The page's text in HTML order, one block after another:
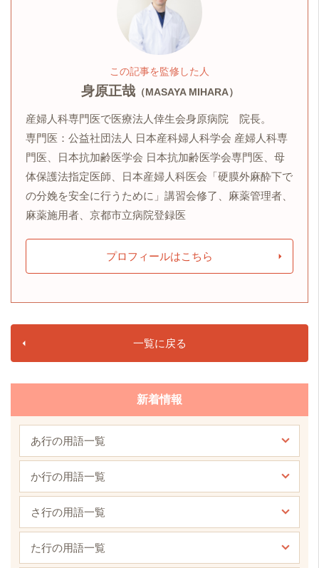
この記事を監修した人
身原正哉（MASAYA MIHARA）
産婦人科専門医で医療法人倖生会身原病院 院長。
専門医：公益社団法人 日本産科婦人科学会 産婦人科専
門医、日本抗加齢医学会 日本抗加齢医学会専門医、母
体保護法指定医師、日本産婦人科医会「硬膜外麻酔下で
の分娩を安全に行うために」講習会修了、麻薬管理者、
麻薬施用者、京都市立病院登録医
プロフィールはこちら
一覧に戻る
新着情報
あ行の用語一覧
か行の用語一覧
さ行の用語一覧
た行の用語一覧